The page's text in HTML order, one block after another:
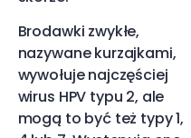
Brodawki zwykłe,
nazywane kurzajkami,
wywołuje najczęściej
wirus HPV typu 2, ale
mogą to być też typy 1,